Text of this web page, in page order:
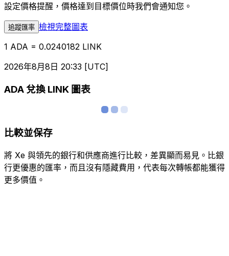
設定價格提醒，價格達到目標價位時我們會通知您。
追蹤匯率 檢視完整圖表
1 ADA = 0.0240182 LINK
2026年8月8日 20:33 [UTC]
ADA 兌換 LINK 圖表
比較並保存
將 Xe 與領先的銀行和供應商進行比較，差異顯而易見。比銀
行更優惠的匯率，而且沒有隱藏費用，代表每次轉帳都能獲得
更多價值。